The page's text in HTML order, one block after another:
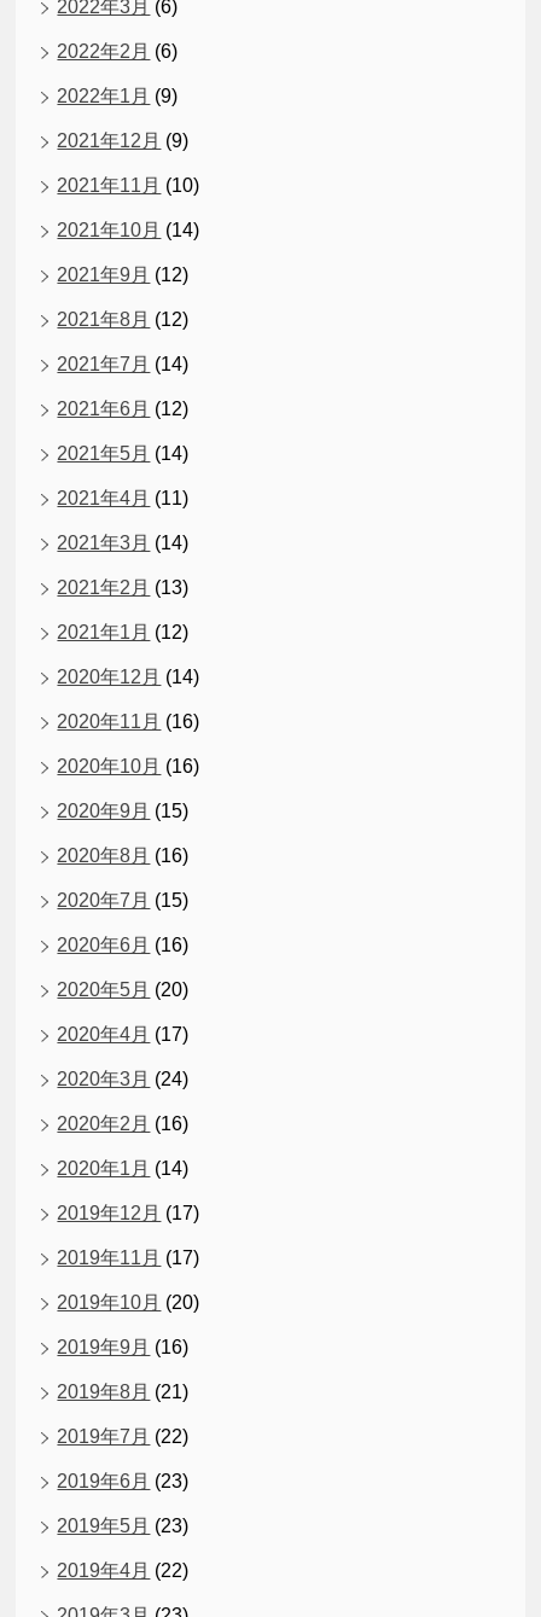
2022年3月 (6)
2022年2月 (6)
2022年1月 (9)
2021年12月 (9)
2021年11月 (10)
2021年10月 (14)
2021年9月 (12)
2021年8月 (12)
2021年7月 (14)
2021年6月 (12)
2021年5月 (14)
2021年4月 (11)
2021年3月 (14)
2021年2月 (13)
2021年1月 (12)
2020年12月 (14)
2020年11月 (16)
2020年10月 (16)
2020年9月 (15)
2020年8月 (16)
2020年7月 (15)
2020年6月 (16)
2020年5月 (20)
2020年4月 (17)
2020年3月 (24)
2020年2月 (16)
2020年1月 (14)
2019年12月 (17)
2019年11月 (17)
2019年10月 (20)
2019年9月 (16)
2019年8月 (21)
2019年7月 (22)
2019年6月 (23)
2019年5月 (23)
2019年4月 (22)